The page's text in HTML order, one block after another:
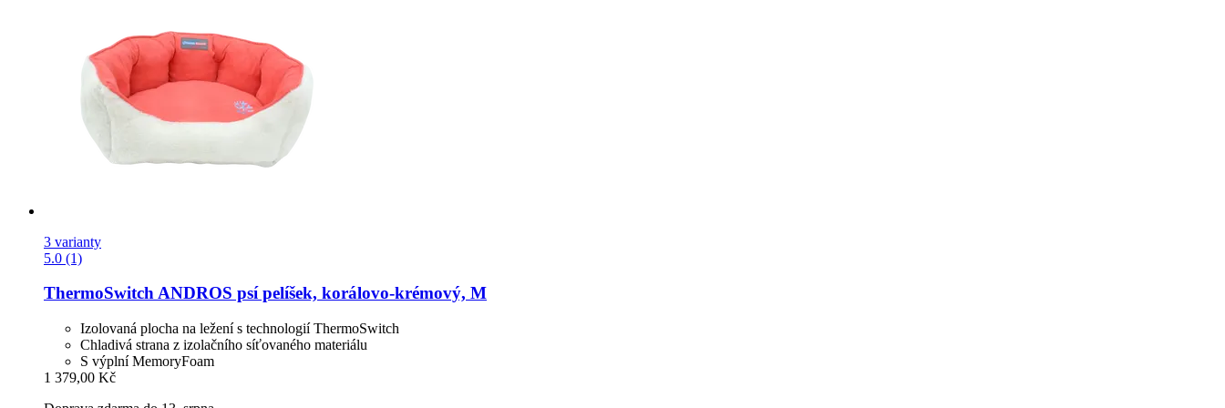
3 varianty
5.0 (1)
ThermoSwitchANDROS psí pelíšek, korálovo-​krémový, M
Izolovaná plocha na ležení s technologií ThermoSwitch
Chladivá strana z izolačního síťovaného materiálu
S výplní MemoryFoam
1 379,00 Kč